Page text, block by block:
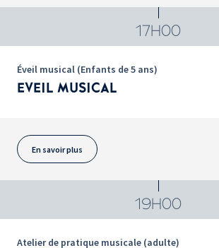
17H00
Éveil musical (Enfants de 5 ans)
EVEIL MUSICAL
En savoir plus
19H00
Atelier de pratique musicale (adulte)